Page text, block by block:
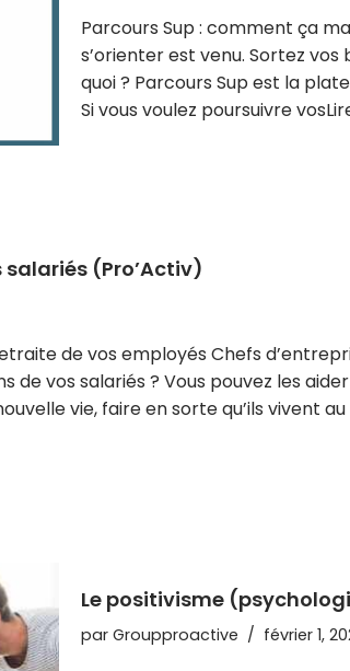
Parcours Sup : comment ça
s’orienter est venu. Sortez vos
quoi ? Parcours Sup est la
Si vous voulez poursuivre vos
(Pro’Activ)
de vos employés Chefs
vos salariés ? Vous pouvez les
vie, faire en sorte qu’ils vivent au
Le positivisme
par Groupproactive février 1,